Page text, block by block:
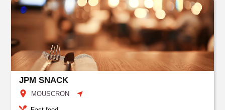
JPM SNACK
MOUSCRON